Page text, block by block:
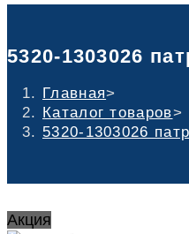
5320-1303026
Главная>
Каталог товаров>
5320-1303026
Акция